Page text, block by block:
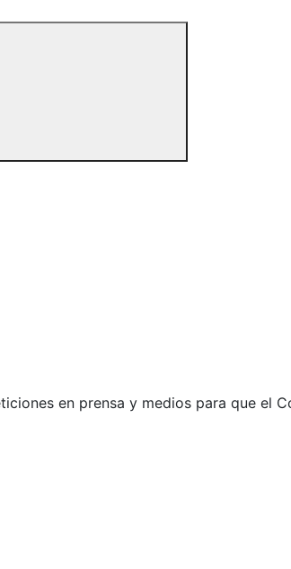
en prensa y medios para que el